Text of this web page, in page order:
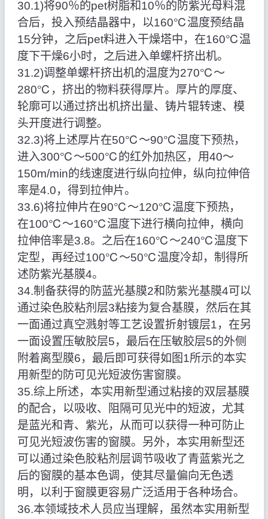
30.1)将90％的pet树脂和10％的防紫光母料混
合后，投入预结晶器中，以160℃温度预结晶
15分钟，之后pet料进入干燥塔中，在160℃温
度下干燥6小时，之后进入单螺杆挤出机。
31.2)调整单螺杆挤出机的温度为270℃～
280℃，挤出的物料获得厚片。厚片的厚度、
轮廓可以通过挤出机挤出量、铸片辊转速、模
头开度进行调整。
32.3)将上述厚片在50℃～90℃温度下预热，
进入300℃～500℃的红外加热区，用40～
150m/min的线速度进行纵向拉伸，纵向拉伸倍
率是4.0，得到拉伸片。
33.6)将拉伸片在90℃～120℃温度下预热，
在100℃～160℃温度下进行横向拉伸，横向
拉伸倍率是3.8。之后在160℃～240℃温度下
定型，再经过100℃～50℃温度冷却，制得所
述防紫光基膜4。
34.制备获得的防蓝光基膜2和防紫光基膜4可以
通过染色胶粘剂层3粘接为复合基膜，然后在其
一面通过真空溅射等工艺设置折射镀层1，在另
一面设置压敏胶层5，最后在压敏胶层5的外侧
附着离型膜6，最后即可获得如图1所示的本实
用新型的防可见光短波伤害窗膜。
35.综上所述，本实用新型通过粘接的双层基膜
的配合，以吸收、阻隔可见光中的短波，尤其
是蓝光和青、紫光，从而可以获得一种可防止
可见光短波伤害的窗膜。另外，本实用新型还
可以通过染色胶粘剂层调节吸收了青蓝紫光之
后的窗膜的基本色调，使其尽量偏向无色透
明，以利于窗膜更容易广泛适用于各种场合。
36.本领域技术人员应当理解，虽然本实用新型